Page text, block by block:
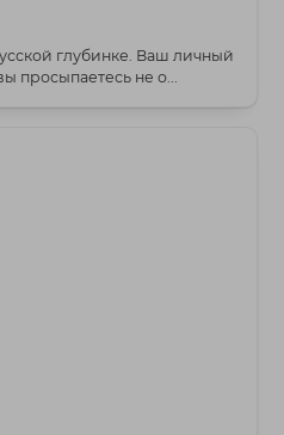
глубинке. Ваш личный
вы просыпаетесь не о...